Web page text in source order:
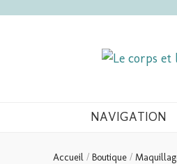
NAVIGATION
Accueil / Boutique /